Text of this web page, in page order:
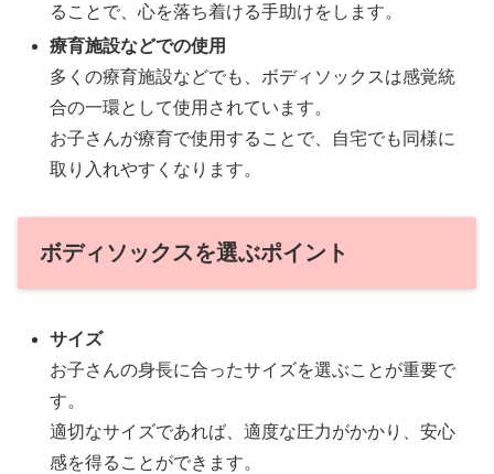
ることで、心を落ち着ける手助けをします。
療育施設などでの使用
多くの療育施設などでも、ボディソックスは感覚統
合の一環として使用されています。
お子さんが療育で使用することで、自宅でも同様に
取り入れやすくなります。
ボディソックスを選ぶポイント
サイズ
お子さんの身長に合ったサイズを選ぶことが重要で
す。
適切なサイズであれば、適度な圧力がかかり、安心
感を得ることができます。